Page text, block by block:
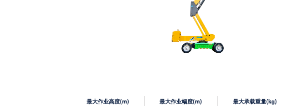
最大作业高度(m) 最大作业幅度(m) 最大承载重量(kg)